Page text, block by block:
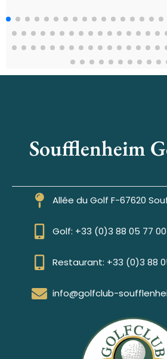
Soufflenheim
Allée du Golf F-67620
Golf: +33 (0)3 88 05 77 00
Restaurant: +33 (0)3 88
info@golfclub-